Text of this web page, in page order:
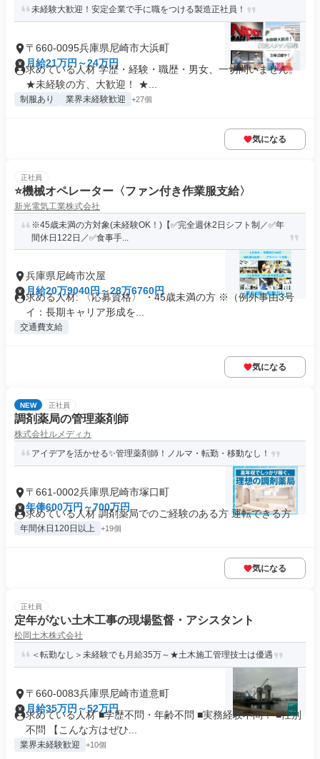
未経験大歓迎！安定企業で手に職をつける製造正社員！
〒660-0095兵庫県尼崎市大浜町
月給21万円～24万円
求めている人材 学歴・経験・職歴・男女、一切問いません。
★未経験の方、大歓迎！ ★...
制服あり 業界未経験歓迎 +27個
気になる
正社員
⭐️機械オペレーター〈ファン付き作業服支給〉
新光電気工業株式会社
※45歳未満の方対象(未経験OK！)【✅完全週休2日シフト制／✅年
間休日122日／✅食事手...
兵庫県尼崎市次屋
月給20万9040円～28万6760円
求める人材: 〈応募資格〉 ・45歳未満の方 ※（例外事由3号
イ：長期キャリア形成を...
交通費支給
気になる
NEW 正社員
調剤薬局の管理薬剤師
株式会社ルメディカ
アイデアを活かせる✨管理薬剤師！ノルマ・転勤・移動なし！
〒661-0002兵庫県尼崎市塚口町
年俸600万円～700万円
求めている人材 調剤薬局でのご経験のある方 運転できる方
年間休日120日以上 +19個
気になる
正社員
定年がない土木工事の現場監督・アシスタント
松岡土木株式会社
＜転勤なし＞未経験でも月給35万～★土木施工管理技士は優遇
〒660-0083兵庫県尼崎市道意町
月給35万円～52万円
求めている人材 ■学歴不問・年齢不問 ■実務経験不問！ ■性別
不問 【こんな方はぜひ...
業界未経験歓迎 +10個